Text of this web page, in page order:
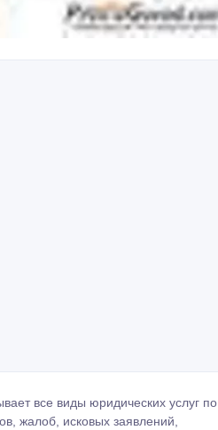
все виды юридических услуг по
жалоб, исковых заявлений,